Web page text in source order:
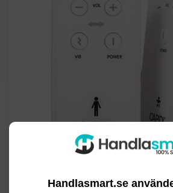
Handlasmart.se